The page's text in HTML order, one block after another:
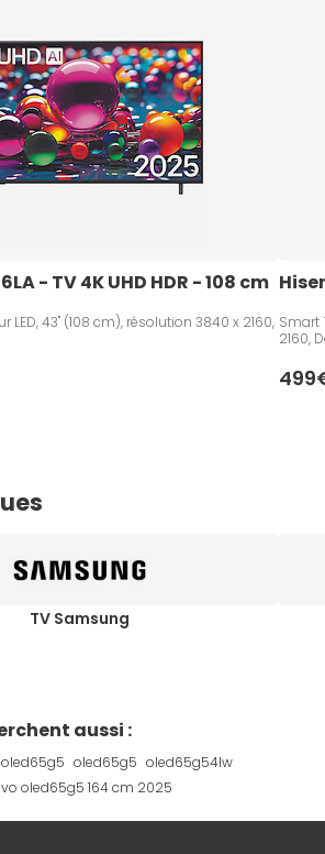
- TV 4K UHD HDR - 108 cm
LED, 43" (108 cm), résolution 3840 x 2160, Smart
2160,
TV Samsung
aussi :
oled65g5 oled65g54lw
oled65g5 164 cm 2025